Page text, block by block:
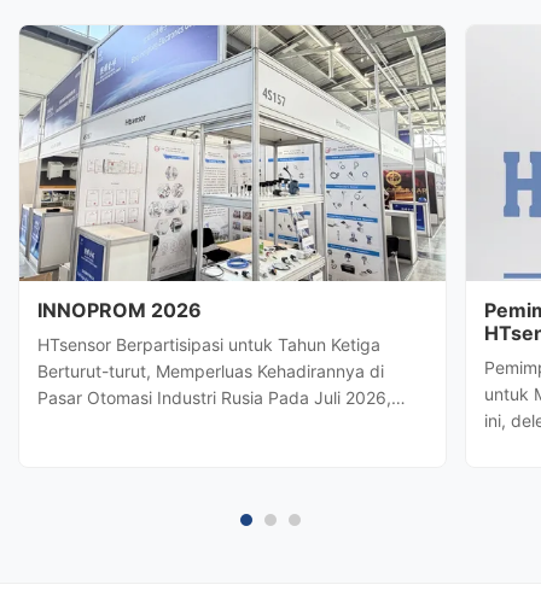
INNOPROM 2026
HTsensor Berpartisipasi untuk Tahun Ketiga
Berturut-turut, Memperluas Kehadirannya di
Pasar Otomasi Industri Rusia Pada Juli 2026,
untuk
ini,